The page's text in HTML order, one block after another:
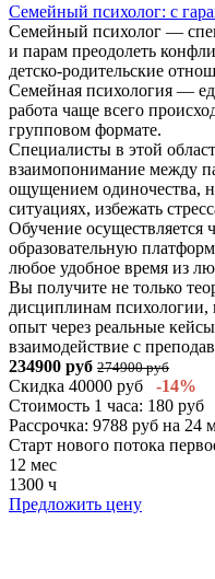
Семейный психолог: с
Семейный психолог —
и парам преодолеть
детско-родительские
Семейная психология —
работа чаще всего
групповом формате.
Специалисты в этой
взаимопонимание между
ощущением одиночества,
ситуациях, избежать
Обучение осуществляется
образовательную
любое удобное время из
Вы получите не только
дисциплинам психологии,
опыт через реальные
взаимодействие с
234900 руб 274900 руб
Скидка 40000 руб -14%
Стоимость 1 часа: 180 руб
Рассрочка: 9788 руб на 24
Старт нового потока
12 мес
1300 ч
Предложить цену